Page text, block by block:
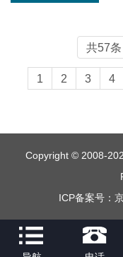
共57条
1 2 3 4
Copyright © 2008-
ICP备案号：